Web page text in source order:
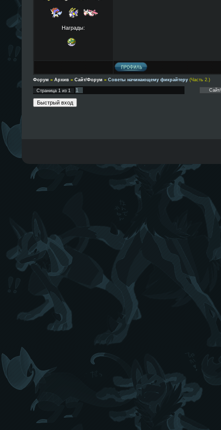
Награды:
Форум » Архив » Сайт/Форум » Советы начинающему фикрайтеру (Часть 2.)
Страница 1из 1 1